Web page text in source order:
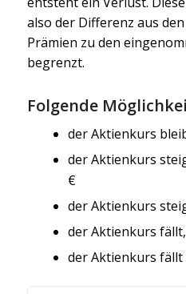
also der Differenz aus
Prämien zu den
begrenzt.
Folgende
der Aktienkurs
der Aktienkurs
€
der Aktienkurs
der Aktienkurs
der Aktienkurs